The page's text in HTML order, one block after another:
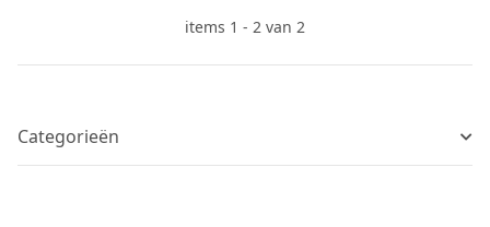
items 1 - 2 van 2
Categorieën